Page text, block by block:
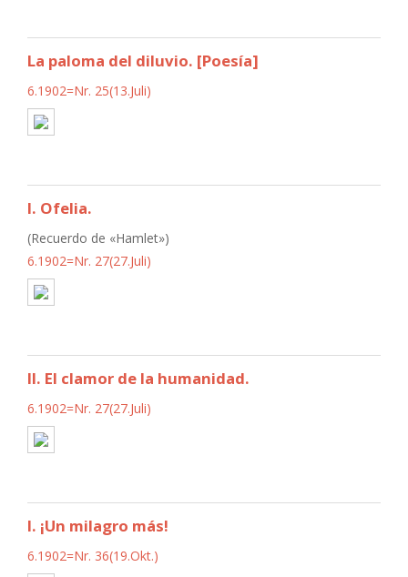
La paloma del diluvio. [Poesía]
6.1902=Nr. 25(13.Juli)
I. Ofelia.
(Recuerdo de «Hamlet»)
6.1902=Nr. 27(27.Juli)
II. El clamor de la humanidad.
6.1902=Nr. 27(27.Juli)
I. ¡Un milagro más!
6.1902=Nr. 36(19.Okt.)